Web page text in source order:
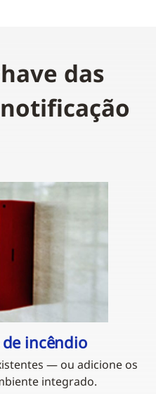
das
incêndio
— ou adicione os
integrado.